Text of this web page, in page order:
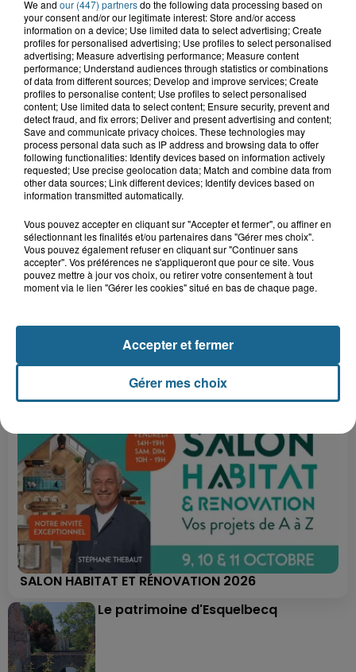
+ DE CADEAUX
Grand jeu de l'été : les cabines de plages
Gagnez vos entrées pour Dennlys
Parc
Gagnez vos entrées pour le parc
Bagatelle
Gagnez vos entrées pour Plopsaland
SALON HABITAT ET RÉNOVATION 2026
Le patrimoine d'Esquelbecq
We and our (447) partnersdo the following data processing based on
your consent and/or our legitimate interest: Store and/or access
information on a device; Use limited data to select advertising; Create
profiles for personalised advertising; Use profiles to select personalised
advertising; Measure advertising performance; Measure content
performance; Understand audiences through statistics or combinations
of data from different sources; Develop and improve services; Create
profiles to personalise content; Use profiles to select personalised
content; Use limited data to select content; Ensure security, prevent and
detect fraud, and fix errors; Deliver and present advertising and content;
Save and communicate privacy choices. These technologies may
process personal data such as IP address and browsing data to offer
following functionalities: Identify devices based on information actively
requested; Use precise geolocation data; Match and combine data from
other data sources; Link different devices; Identify devices based on
information transmitted automatically.
Vous pouvez accepter en cliquant sur "Accepter et fermer", ou affiner en
sélectionnant les finalités et/ou partenaires dans "Gérer mes choix".
Vous pouvez également refuser en cliquant sur "Continuer sans
accepter". Vos préférences ne s'appliqueront que pour ce site. Vous
pouvez mettre à jour vos choix, ou retirer votre consentement à tout
moment via le lien "Gérer les cookies" situé en bas de chaque page.
Gérer mes choix
Accepter et fermer